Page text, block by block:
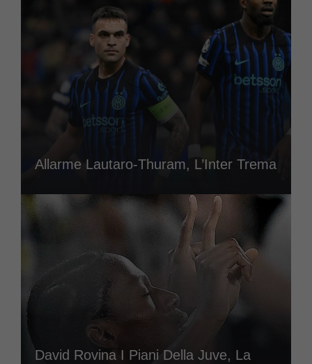
Allarme Lautaro-Thuram, L’Inter Trema
David Rovina I Piani Della Juve, La